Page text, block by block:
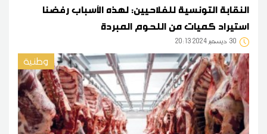
النقابة التونسية للفلاحيين: لهذه الأسباب رفضنا
استيراد كميات من اللحوم المبردة
30 20:13 2024 ديسمبر
وطنية